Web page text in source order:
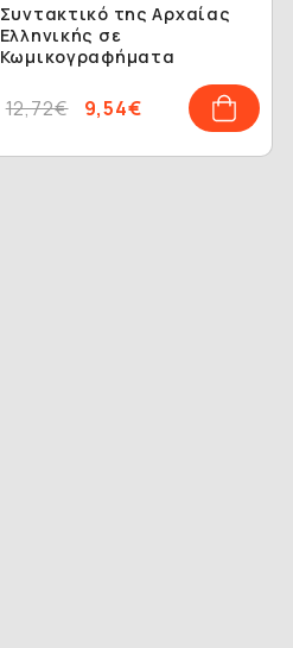
Συντακτικό της Αρχαίας
Ελληνικής σε
Κωμικογραφήματα
9,54€
12,72€